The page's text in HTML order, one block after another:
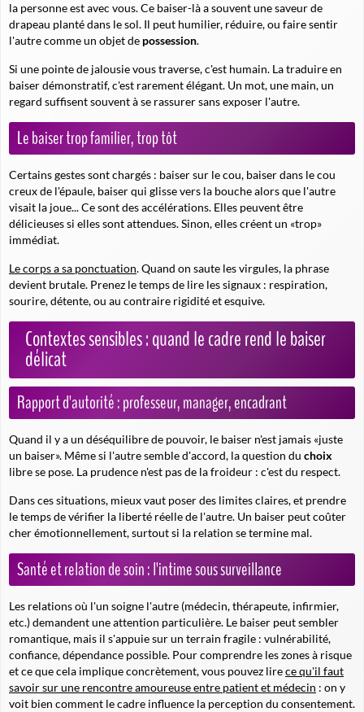
la personne est avec vous. Ce baiser-là a souvent une saveur de
drapeau planté dans le sol. Il peut humilier, réduire, ou faire sentir
l'autre comme un objet de possession.
Si une pointe de jalousie vous traverse, c'est humain. La traduire en
baiser démonstratif, c'est rarement élégant. Un mot, une main, un
regard suffisent souvent à se rassurer sans exposer l'autre.
Le baiser trop familier, trop tôt
Certains gestes sont chargés : baiser sur le cou, baiser dans le cou
creux de l'épaule, baiser qui glisse vers la bouche alors que l'autre
visait la joue... Ce sont des accélérations. Elles peuvent être
délicieuses si elles sont attendues. Sinon, elles créent un «trop»
immédiat.
Le corps a sa ponctuation. Quand on saute les virgules, la phrase
devient brutale. Prenez le temps de lire les signaux : respiration,
sourire, détente, ou au contraire rigidité et esquive.
Contextes sensibles : quand le cadre rend le baiser
délicat
Rapport d'autorité : professeur, manager, encadrant
Quand il y a un déséquilibre de pouvoir, le baiser n'est jamais «juste
un baiser». Même si l'autre semble d'accord, la question du choix
libre se pose. La prudence n'est pas de la froideur : c'est du respect.
Dans ces situations, mieux vaut poser des limites claires, et prendre
le temps de vérifier la liberté réelle de l'autre. Un baiser peut coûter
cher émotionnellement, surtout si la relation se termine mal.
Santé et relation de soin : l'intime sous surveillance
Les relations où l'un soigne l'autre (médecin, thérapeute, infirmier,
etc.) demandent une attention particulière. Le baiser peut sembler
romantique, mais il s'appuie sur un terrain fragile : vulnérabilité,
confiance, dépendance possible. Pour comprendre les zones à risque
et ce que cela implique concrètement, vous pouvez lirece qu'il faut
savoir sur une rencontre amoureuse entre patient et médecin : on y
voit bien comment le cadre influence la perception du consentement.